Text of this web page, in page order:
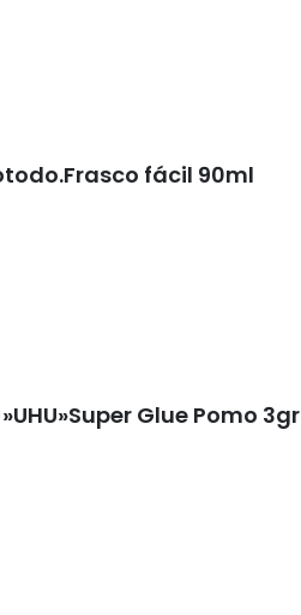
fácil 90ml
Glue Pomo 3gr